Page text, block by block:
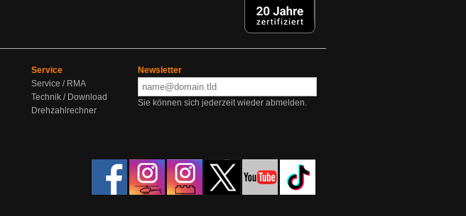
Service
Service / RMA
Technik / Download
Drehzahlrechner
Newsletter
Sie können sich jederzeit wieder abmelden.